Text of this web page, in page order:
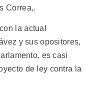
Correa,.
la actual
y sus opositores,
es casi
de ley contra la